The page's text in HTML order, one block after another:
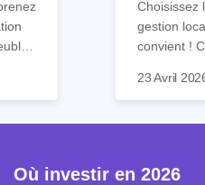
!
Choisissez
gestion
convient !
découvrez
23 Avril
Où investir en 2026